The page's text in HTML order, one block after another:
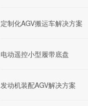
定制化AGV搬运车解决方案
电动遥控小型履带底盘
发动机装配AGV解决方案